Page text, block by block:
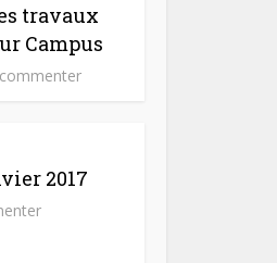
travaux
Campus
commenter
2017